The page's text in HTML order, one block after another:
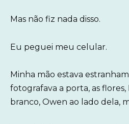
Mas não fiz nada disso.
Eu peguei meu celular.
Minha mão estava
fotografava a porta, as
branco, Owen ao lado dela,